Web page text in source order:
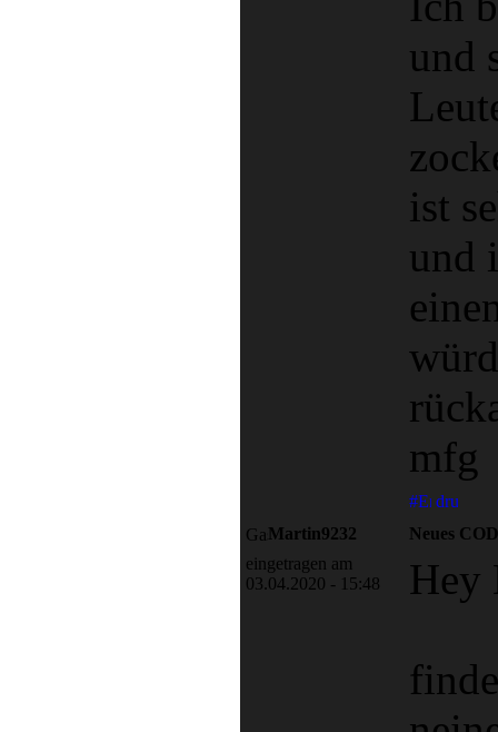
und
ist
und
mfg
Martin9232
Neues COD
eingetragen am
03.04.2020 - 15:48
Hey